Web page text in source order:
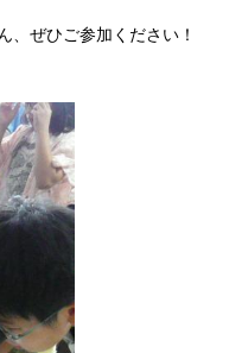
、ぜひご参加ください！